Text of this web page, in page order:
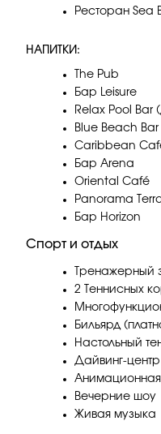
Ресторан Sea
НАПИТКИ:
The Pub
Бар Leisure
Relax Pool Bar
Blue Beach Bar
Caribbean
Бар Arena
Oriental Café
Panorama
Бар Horizon
Спорт и отдых
Тренажерный
2 Теннисных
Бильярд
Настольный
Дайвинг-
Вечерние шоу
Живая музыка